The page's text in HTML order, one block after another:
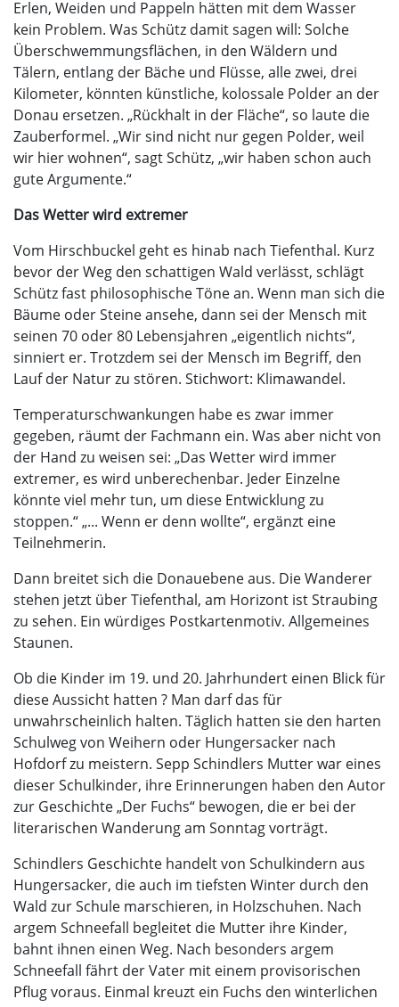
Erlen, Weiden und Pappeln hätten mit dem Wasser
kein Problem. Was Schütz damit sagen will: Solche
Überschwemmungsflächen, in den Wäldern und
Tälern, entlang der Bäche und Flüsse, alle zwei, drei
Kilometer, könnten künstliche, kolossale Polder an der
Donau ersetzen. „Rückhalt in der Fläche“, so laute die
Zauberformel. „Wir sind nicht nur gegen Polder, weil
wir hier wohnen“, sagt Schütz, „wir haben schon auch
gute Argumente.“
Das Wetter wird extremer
Vom Hirschbuckel geht es hinab nach Tiefenthal. Kurz
bevor der Weg den schattigen Wald verlässt, schlägt
Schütz fast philosophische Töne an. Wenn man sich die
Bäume oder Steine ansehe, dann sei der Mensch mit
seinen 70 oder 80 Lebensjahren „eigentlich nichts“,
sinniert er. Trotzdem sei der Mensch im Begriff, den
Lauf der Natur zu stören. Stichwort: Klimawandel.
Temperaturschwankungen habe es zwar immer
gegeben, räumt der Fachmann ein. Was aber nicht von
der Hand zu weisen sei: „Das Wetter wird immer
extremer, es wird unberechenbar. Jeder Einzelne
könnte viel mehr tun, um diese Entwicklung zu
stoppen.“ „... Wenn er denn wollte“, ergänzt eine
Teilnehmerin.
Dann breitet sich die Donauebene aus. Die Wanderer
stehen jetzt über Tiefenthal, am Horizont ist Straubing
zu sehen. Ein würdiges Postkartenmotiv. Allgemeines
Staunen.
Ob die Kinder im 19. und 20. Jahrhundert einen Blick für
diese Aussicht hatten ? Man darf das für
unwahrscheinlich halten. Täglich hatten sie den harten
Schulweg von Weihern oder Hungersacker nach
Hofdorf zu meistern. Sepp Schindlers Mutter war eines
dieser Schulkinder, ihre Erinnerungen haben den Autor
zur Geschichte „Der Fuchs“ bewogen, die er bei der
literarischen Wanderung am Sonntag vorträgt.
Schindlers Geschichte handelt von Schulkindern aus
Hungersacker, die auch im tiefsten Winter durch den
Wald zur Schule marschieren, in Holzschuhen. Nach
argem Schneefall begleitet die Mutter ihre Kinder,
bahnt ihnen einen Weg. Nach besonders argem
Schneefall fährt der Vater mit einem provisorischen
Pflug voraus. Einmal kreuzt ein Fuchs den winterlichen